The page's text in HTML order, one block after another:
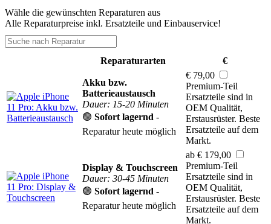
Wähle die gewünschten Reparaturen aus
Alle Reparaturpreise inkl. Ersatzteile und Einbauservice!
Reparaturarten €
Akku bzw.
Batterieaustausch
Dauer: 15-20 Minuten
🟢 Sofort lagernd -
Reparatur heute möglich
€ 79,00
Premium-Teil
Ersatzteile sind in
OEM Qualität,
Erstausrüster. Beste
Ersatzteile auf dem
Markt.
Display & Touchscreen
Dauer: 30-45 Minuten
🟢 Sofort lagernd -
Reparatur heute möglich
ab € 179,00
Premium-Teil
Ersatzteile sind in
OEM Qualität,
Erstausrüster. Beste
Ersatzteile auf dem
Markt.